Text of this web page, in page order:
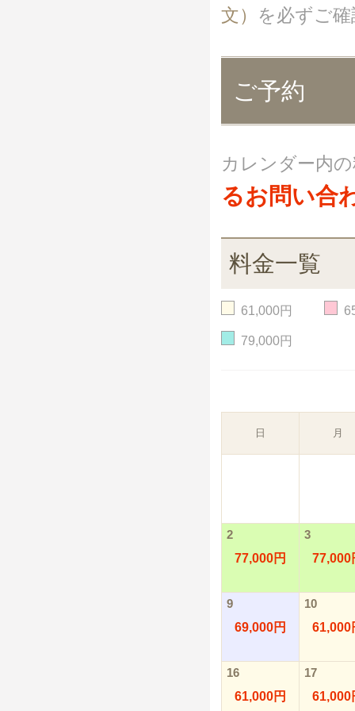
文）
を必ずご
ご予約
カレンダー内
るお問い合
料金一覧
61,000円
79,000円
日 月
2
77,000円
3
77,000
9
69,000円
10
61,000
16
61,000円
17
61,000